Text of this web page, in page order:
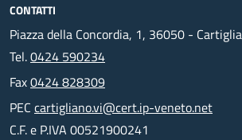
CONTATTI
Piazza della Concordia, 1, 36050 -
Tel.0424 590234
Fax0424 828309
PEC cartigliano.vi@cert.ip-veneto.net
C.F. e P.IVA 00521900241